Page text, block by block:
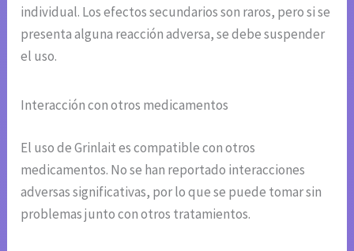
individual. Los efectos secundarios son raros, pero si se
presenta alguna reacción adversa, se debe suspender
el uso.
Interacción con otros medicamentos
El uso de Grinlait es compatible con otros
medicamentos. No se han reportado interacciones
adversas significativas, por lo que se puede tomar sin
problemas junto con otros tratamientos.